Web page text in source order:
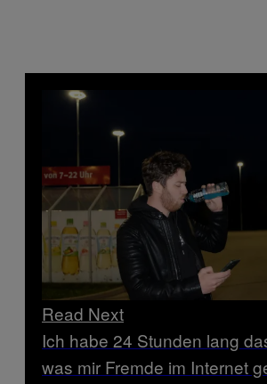
Read Next
Ich habe 24 Stunden lang
was mir Fremde im Internet